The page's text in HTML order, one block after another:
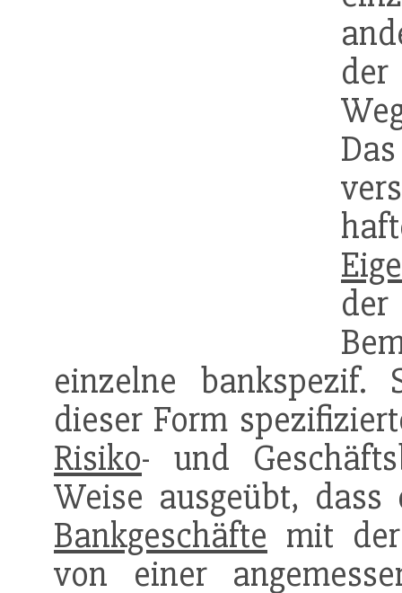
einzelne bankspezif.
dieser Form
Risiko- und
Weise ausgeübt,
Bankgeschäfte mit
von einer